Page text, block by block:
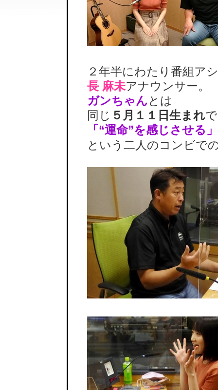
２年半にわたり番組ア
長 麻未アナウンサー。
ガンちゃんとは
同じ ５月１１日生まれで
「“運命”を感じさせる」
という二人のコンビで